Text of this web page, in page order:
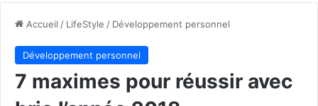
Accueil / LifeStyle / Développement personnel
Développement personnel
7 maximes pour réussir avec